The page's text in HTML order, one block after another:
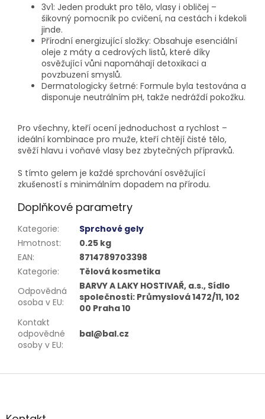
3v1: Jeden produkt pro tělo, vlasy i obličej –
šikovný pomocník po cvičení, na cestách i kdekoli
jinde.
Přírodní energizující složky: Obsahuje esenciální
oleje z máty a cedrových listů, které díky
osvěžující vůni napomáhají detoxikaci a
povzbuzení smyslů.
Dermatologicky šetrné: Formule byla testována a
disponuje neutrálním pH, takže nedráždí pokožku.
Pro všechny, kteří ocení jednoduchost a rychlost –
ideální kombinace pro muže, kteří chtějí čisté tělo,
svěží hlavu i voňavé vlasy bez zbytečných přípravků.
S tímto gelem je každé sprchování osvěžující
zkušeností s minimálním dopadem na přírodu.
Doplňkové parametry
Kategorie:
Sprchové gely
Hmotnost:
0.25 kg
EAN:
8714789703398
Kategorie:
Tělová kosmetika
Odpovědná
osoba v EU:
BARVY A LAKY HOSTIVAŘ, a.s., Sídlo
společnosti: Průmyslová 1472/11, 102
00 Praha 10
Kontakt
odpovědné
osoby v EU:
bal@bal.cz
Z